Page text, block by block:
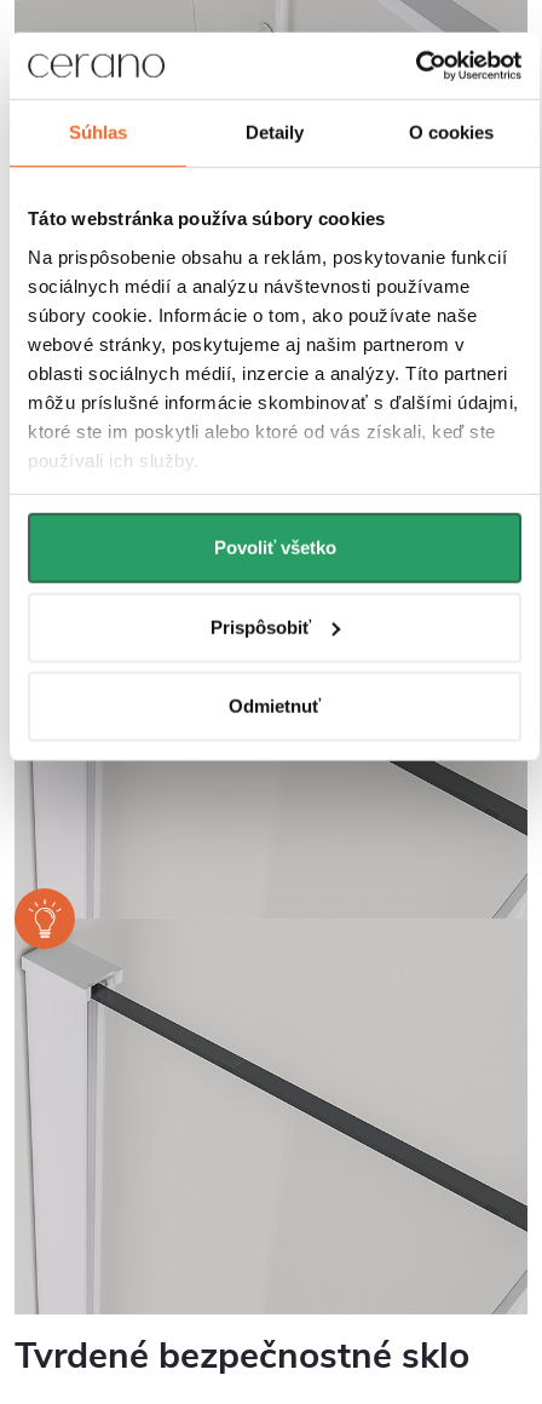
Súhlas Detaily O cookies
Táto webstránka používa súbory cookies
Na prispôsobenie obsahu a reklám, poskytovanie funkcií
sociálnych médií a analýzu návštevnosti používame
súbory cookie. Informácie o tom, ako používate naše
webové stránky, poskytujeme aj našim partnerom v
oblasti sociálnych médií, inzercie a analýzy. Títo partneri
môžu príslušné informácie skombinovať s ďalšími údajmi,
ktoré ste im poskytli alebo ktoré od vás získali, keď ste
používali ich služby.
Povoliť všetko
Prispôsobiť
Odmietnuť
Robustné profily pre
maximálnu stabilitu
odolnými hliníkovými profilmi s výškou 200 cm a
hrúbkou 1,5 cm, ktoré zaisťujúpevné uchytenie skla
a stabilitu celej konštrukcie. Vďakakompenzácii
drobných nerovností stienje inštalácia rýchla, presná
a bez nutnosti ďalších stavebných zásahov.
Antikorózna úpravanavyše garantuje dlhú životnosť
aj pri každodennom používaní v náročnom
kúpeľňovom prostredí.
Tvrdené bezpečnostné sklo